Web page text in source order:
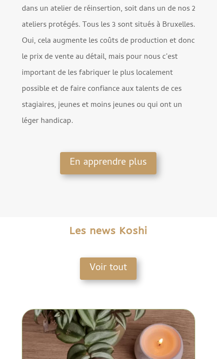
dans un atelier de réinsertion, soit dans un de nos 2
ateliers protégés. Tous les 3 sont situés à Bruxelles.
Oui, cela augmente les coûts de production et donc
le prix de vente au détail, mais pour nous c’est
important de les fabriquer le plus localement
possible et de faire confiance aux talents de ces
stagiaires, jeunes et moins jeunes ou qui ont un
léger handicap.
En apprendre plus
Les news Koshi
Voir tout